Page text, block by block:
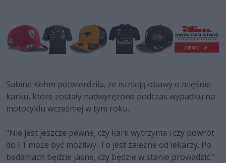
Sabine Kehm potwierdziła, że istnieją obawy o mięśnie
karku, które zostały nadwyrężone podczas wypadku na
motocyklu wcześniej w tym roku.
"Nie jest jeszcze pewne, czy kark wytrzyma i czy powrót
do F1 może być możliwy. To jest zależne od lekarzy. Po
badaniach będzie jasne, czy będzie w stanie prowadzić."